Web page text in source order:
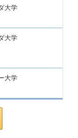
大学
大学
大学